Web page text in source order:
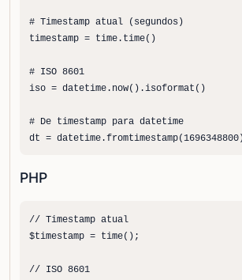
# Timestamp atual (segundos)
timestamp = time.time()
# ISO 8601
iso = datetime.now().isoformat()
# De timestamp para datetime
dt =
PHP
// Timestamp atual
$timestamp = time();
// ISO 8601